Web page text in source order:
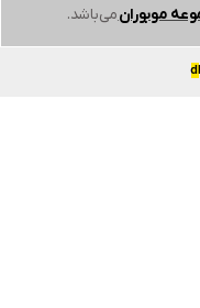
موبورانمی‌باشد.
d